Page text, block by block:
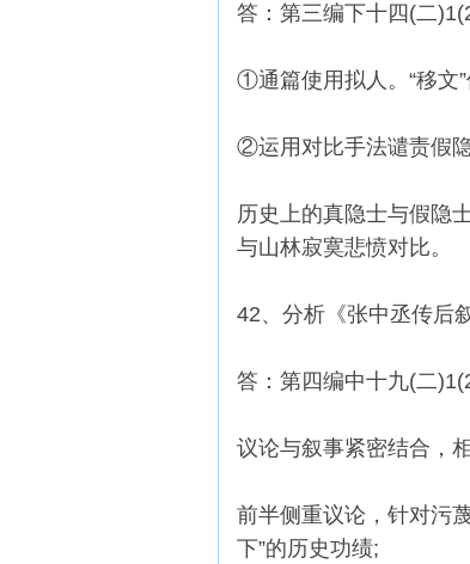
答：第三编下十四(二
①通篇使用拟人。“移文
②运用对比手法谴责假隐
历史上的真隐士与假隐
与山林寂寞悲愤对比。
42、分析《张中丞传后
答：第四编中十九(二
议论与叙事紧密结合，
前半侧重议论，针对污
下”的历史功绩;